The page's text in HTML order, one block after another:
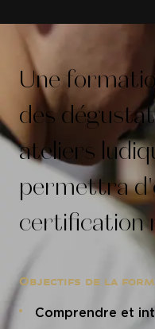
Une
des
ateliers
permettra
certification
Objectifs de la
Comprendre et